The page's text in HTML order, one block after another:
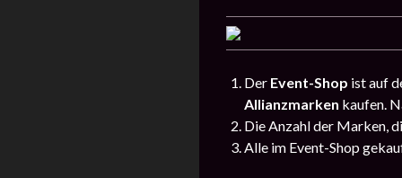
Der Event-Shop ist auf
Allianzmarken kaufen.
Die Anzahl der Marken,
Alle im Event-Shop